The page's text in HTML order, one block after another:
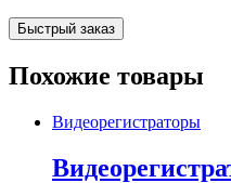
Быстрый заказ
Похожие товары
Видеорегистраторы